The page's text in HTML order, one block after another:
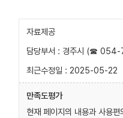
자료제공
담당부서 : 경주시 (☎
최근수정일 : 2025-05-22
만족도평가
현재 페이지의 내용과 사용